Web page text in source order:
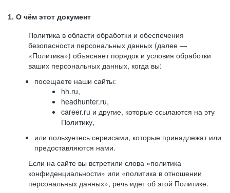
1. О чём этот документ
Политика в области обработки и обеспечения
безопасности персональных данных (далее —
«Политика») объясняет порядок и условия обработки
ваших персональных данных, когда вы:
посещаете наши сайты:
hh.ru,
headhunter.ru,
career.ru и другие, которые ссылаются на эту
Политику,
или пользуетесь сервисами, которые принадлежат или
предоставляются нами.
Если на сайте вы встретили слова «политика
конфиденциальности» или «политика в отношении
персональных данных», речь идет об этой Политике.